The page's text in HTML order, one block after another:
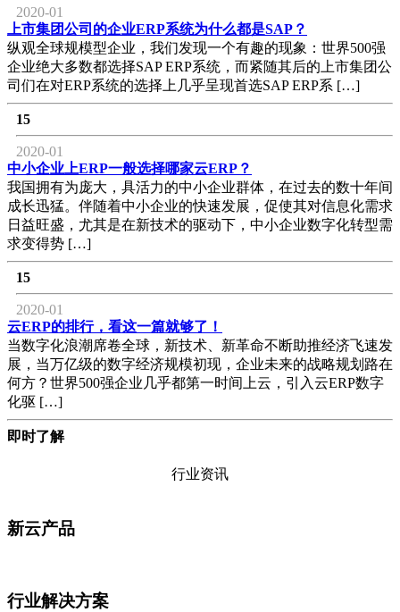
2020-01
上市集团公司的企业ERP系统为什么都是SAP？
纵观全球规模型企业，我们发现一个有趣的现象：世界500强
企业绝大多数都选择SAP ERP系统，而紧随其后的上市集团公
司们在对ERP系统的选择上几乎呈现首选SAP ERP系 […]
15
2020-01
中小企业上ERP一般选择哪家云ERP？
我国拥有为庞大，具活力的中小企业群体，在过去的数十年间
成长迅猛。伴随着中小企业的快速发展，促使其对信息化需求
日益旺盛，尤其是在新技术的驱动下，中小企业数字化转型需
求变得势 […]
15
2020-01
云ERP的排行，看这一篇就够了！
当数字化浪潮席卷全球，新技术、新革命不断助推经济飞速发
展，当万亿级的数字经济规模初现，企业未来的战略规划路在
何方？世界500强企业几乎都第一时间上云，引入云ERP数字
化驱 […]
即时了解
行业资讯
新云产品
行业解决方案